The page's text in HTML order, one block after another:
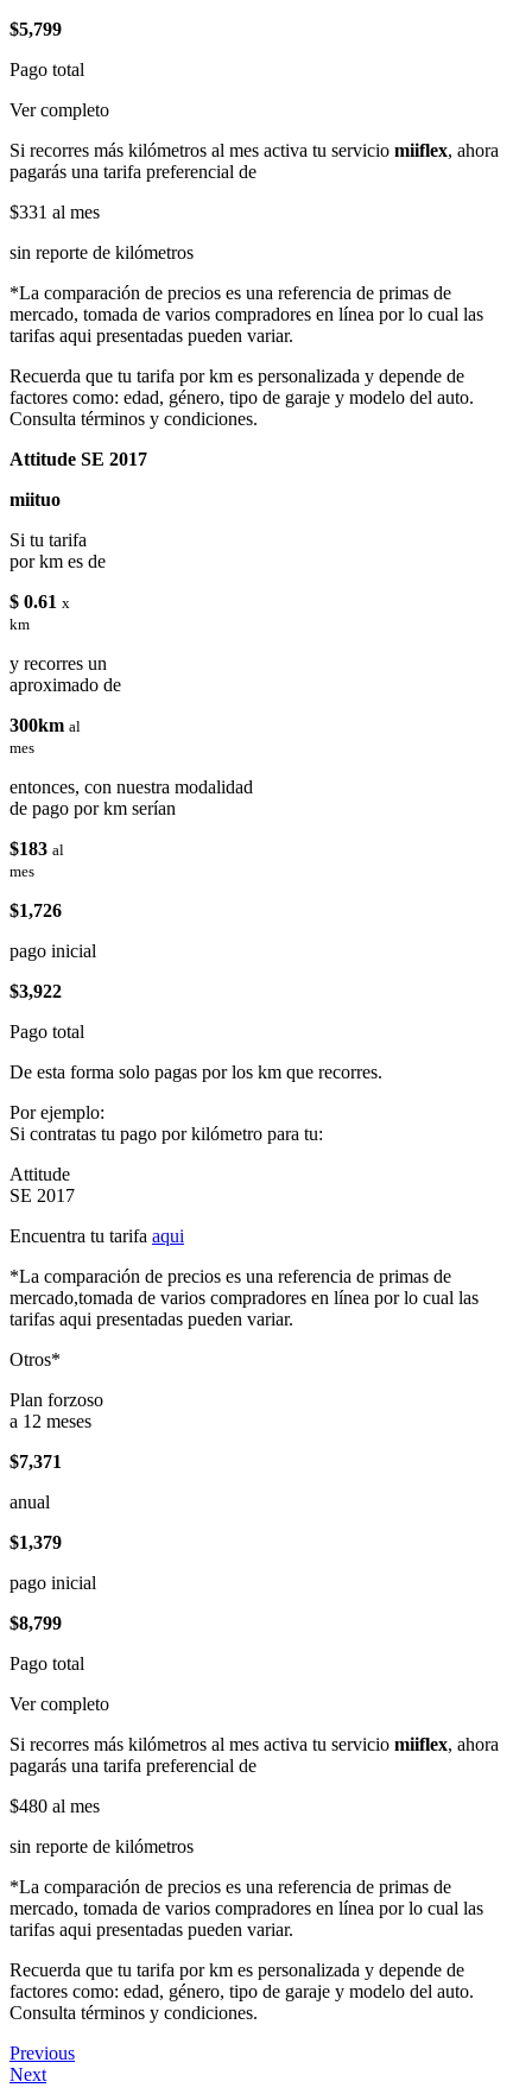
$5,799
Pago total
Ver completo
Si recorres más kilómetros al mes activa tu servicio miiflex, ahora
pagarás una tarifa preferencial de
$331 al mes
sin reporte de kilómetros
*La comparación de precios es una referencia de primas de
mercado, tomada de varios compradores en línea por lo cual las
tarifas aqui presentadas pueden variar.
Recuerda que tu tarifa por km es personalizada y depende de
factores como: edad, género, tipo de garaje y modelo del auto.
Consulta términos y condiciones.
Attitude SE 2017
miituo
Si tu tarifa
por km es de
$ 0.61 x
km
y recorres un
aproximado de
300km al
mes
entonces, con nuestra modalidad
de pago por km serían
$183 al
mes
$1,726
pago inicial
$3,922
Pago total
De esta forma solo pagas por los km que recorres.
Por ejemplo:
Si contratas tu pago por kilómetro para tu:
Attitude
SE 2017
Encuentra tu tarifa aqui
*La comparación de precios es una referencia de primas de
mercado,tomada de varios compradores en línea por lo cual las
tarifas aqui presentadas pueden variar.
Otros*
Plan forzoso
a 12 meses
$7,371
anual
$1,379
pago inicial
$8,799
Pago total
Ver completo
Si recorres más kilómetros al mes activa tu servicio miiflex, ahora
pagarás una tarifa preferencial de
$480 al mes
sin reporte de kilómetros
*La comparación de precios es una referencia de primas de
mercado, tomada de varios compradores en línea por lo cual las
tarifas aqui presentadas pueden variar.
Recuerda que tu tarifa por km es personalizada y depende de
factores como: edad, género, tipo de garaje y modelo del auto.
Consulta términos y condiciones.
Previous
Next